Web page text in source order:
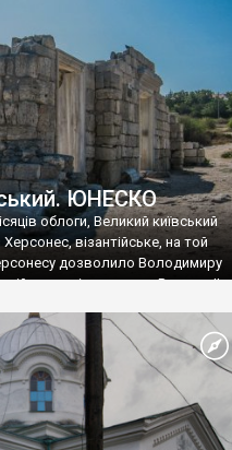
викрадені з фондів об’єкту
«Херсонеса Таврійського».
Візантії», але експерти та
це лише […]
ЮНЕСКО
облоги, Великий київський
візантійське, на той
дозволило Володимиру
імператору Василю ІІ,
став Василем-
Хрещення Русі. На честь
місто […]